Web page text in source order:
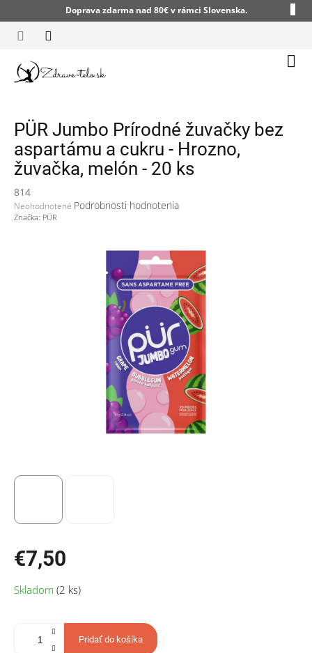
na
obsah
Doprava zdarma nad 80€ v rámci Slovenska.
PÜR Jumbo Prírodné žuvačky bez
aspartámu a cukru - Hrozno,
žuvačka, melón - 20 ks
814
Priemerné
hodnotenie
Neohodnotené Podrobnosti hodnotenia
Značka: PÜR
€7,50
cena:
Skladom (2 ks)
Pridať do košíka